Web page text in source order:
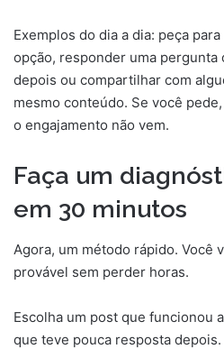
Exemplos do dia a dia: peça
opção, responder uma pergunta
depois ou compartilhar com
mesmo conteúdo. Se você
o engajamento não vem.
Faça um
em 30 minutos
Agora, um método rápido. Você
provável sem perder horas.
Escolha um post que funcionou
que teve pouca resposta depois.